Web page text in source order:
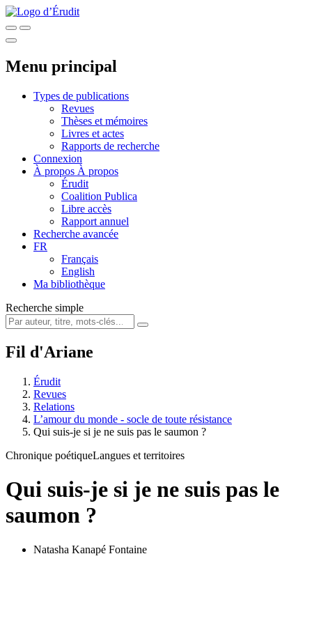
Menu principal
Types de publications
Revues
Thèses et mémoires
Livres et actes
Rapports de recherche
Connexion
À propos À propos
Érudit
Coalition Publica
Libre accès
Rapport annuel
Recherche avancée
FR
Français
English
Ma bibliothèque
Recherche simple
Fil d'Ariane
Érudit
Revues
Relations
L’amour du monde - socle de toute résistance
Qui suis-je si je ne suis pas le saumon ?
Chronique poétiqueLangues et territoires
Qui suis-je si je ne suis pas le
saumon ?
Natasha Kanapé Fontaine